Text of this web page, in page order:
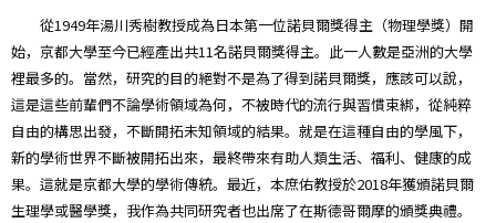
從1949年湯川秀樹教授成為日本第一位諾貝爾獎得主（物理學獎）開
始，京都大學至今已經產出共11名諾貝爾獎得主。此一人數是亞洲的大學
裡最多的。當然，研究的目的絕對不是為了得到諾貝爾獎，應該可以說，
這是這些前輩們不論學術領域為何，不被時代的流行與習慣束綁，從純粹
自由的構思出發，不斷開拓未知領域的結果。就是在這種自由的學風下，
新的學術世界不斷被開拓出來，最終帶來有助人類生活、福利、健康的成
果。這就是京都大學的學術傳統。最近，本庶佑教授於2018年獲頒諾貝爾
生理學或醫學獎，我作為共同研究者也出席了在斯德哥爾摩的頒獎典禮。